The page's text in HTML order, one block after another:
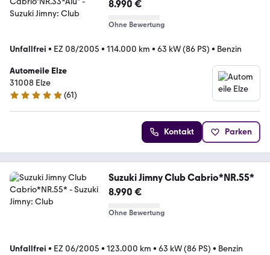
8.990 €
Ohne Bewertung
Unfallfrei • EZ 08/2005 • 114.000 km • 63 kW (86 PS) • Benzin
Automeile Elze
31008 Elze
5 Sterne
(61)
Kontakt Parken
Suzuki Jimny Club Cabrio*NR.55*
8.990 €
Ohne Bewertung
Unfallfrei • EZ 06/2005 • 123.000 km • 63 kW (86 PS) • Benzin